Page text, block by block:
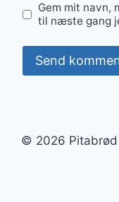
Gem mit navn,
til næste gang
© 2026